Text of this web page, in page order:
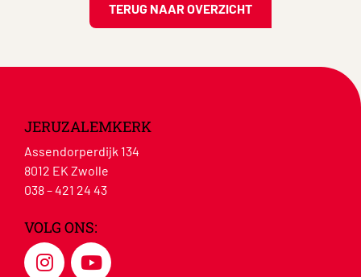
TERUG NAAR OVERZICHT
JERUZALEMKERK
Assendorperdijk 134
8012 EK Zwolle
038 – 421 24 43
VOLG ONS: